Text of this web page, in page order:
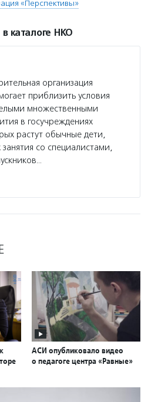
«Перспективы»
каталоге НКО
организация
приблизить условия
множественными
в госучреждениях
растут обычные дети,
занятия со специалистами,
АСИ опубликовало видео
о педагоге центра «Равные»